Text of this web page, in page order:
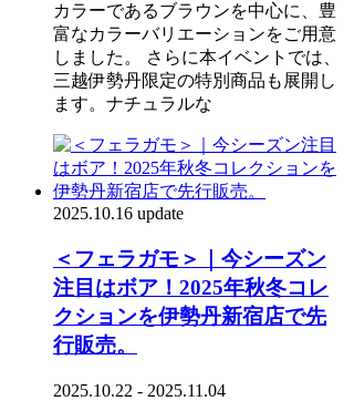
カラーであるブラウンを中心に、豊
富なカラーバリエーションをご用意
しました。 さらに本イベントでは、
三越伊勢丹限定の特別商品も展開し
ます。ナチュラルな
2025.10.16 update
＜フェラガモ＞｜今シーズン
注目はボア！2025年秋冬コレ
クションを伊勢丹新宿店で先
行販売。
2025.10.22 - 2025.11.04